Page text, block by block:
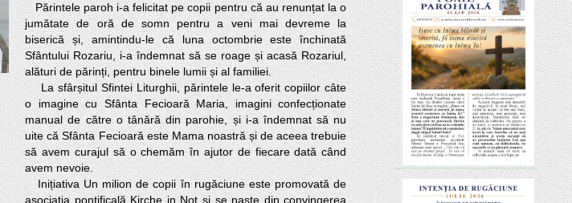
   Părintele paroh i-a felicitat pe copii pentru că au renunțat la o
jumătate de oră de somn pentru a veni mai devreme la
biserică și, amintindu-le că luna octombrie este închinată
Sfântului Rozariu, i-a îndemnat să se roage și acasă Rozariul,
alături de părinți, pentru binele lumii și al familiei.
    La sfârșitul Sfintei Liturghii, părintele le-a oferit copiilor câte
o imagine cu Sfânta Fecioară Maria, imagini confecționate
manual de către o tânără din parohie, și i-a îndemnat să nu
uite că Sfânta Fecioară este Mama noastră și de aceea trebuie
să avem curajul să o chemăm în ajutor de fiecare dată când
avem nevoie.
   Inițiativa Un milion de copii în rugăciune este promovată de
asociația pontificală Kirche in Not și se naște din convingerea